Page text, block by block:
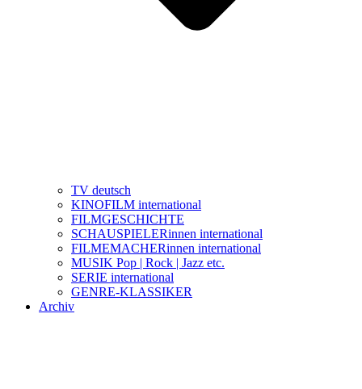
TV deutsch
KINOFILM international
FILMGESCHICHTE
SCHAUSPIELERinnen international
FILMEMACHERinnen international
MUSIK Pop | Rock | Jazz etc.
SERIE international
GENRE-KLASSIKER
Archiv